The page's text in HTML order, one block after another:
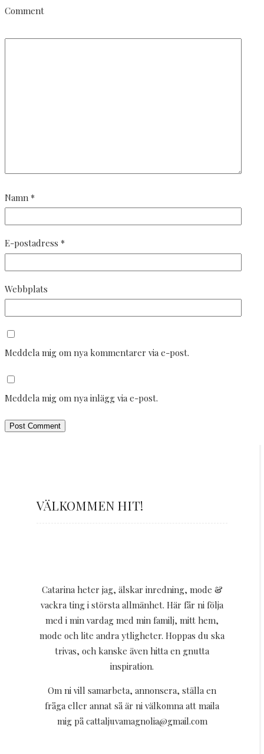
Comment
Namn *
E-postadress *
Webbplats
Meddela mig om nya kommentarer via e-post.
Meddela mig om nya inlägg via e-post.
VÄLKOMMEN HIT!
Catarina heter jag, älskar inredning, mode &
vackra ting i största allmänhet. Här får ni följa
med i min vardag med min familj, mitt hem,
mode och lite andra ytligheter. Hoppas du ska
trivas, och kanske även hitta en gnutta
inspiration.
Om ni vill samarbeta, annonsera, ställa en
fråga eller annat så är ni välkomna att maila
mig på cattaljuvamagnolia@gmail.com